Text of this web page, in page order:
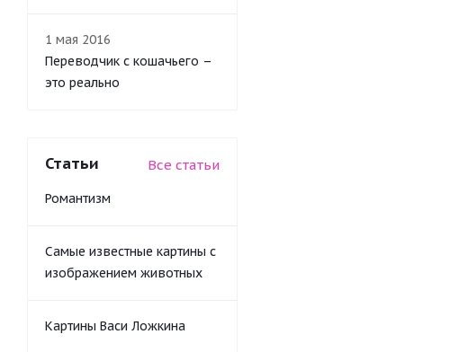
1 мая 2016
Переводчик с кошачьего –
это реально
Статьи Все статьи
Романтизм
Самые известные картины с
изображением животных
Картины Васи Ложкина